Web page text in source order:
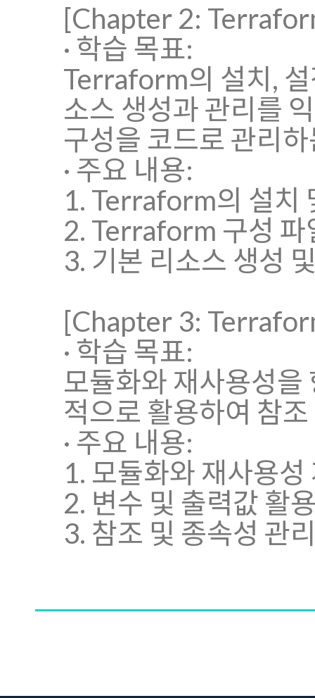
[Chapter 2:
· 학습 목표:
Terraform의 설치, 설
소스 생성과 관리를
구성을 코드로 관리
· 주요 내용:
1. Terraform의 설치
2. Terraform 구성 파
3. 기본 리소스 생성
[Chapter 3:
· 학습 목표:
모듈화와 재사용성
적으로 활용하여 참
· 주요 내용:
1. 모듈화와 재사용성
2. 변수 및 출력값 활
3. 참조 및 종속성 관